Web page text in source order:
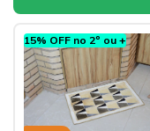
15% OFF no 2º ou +